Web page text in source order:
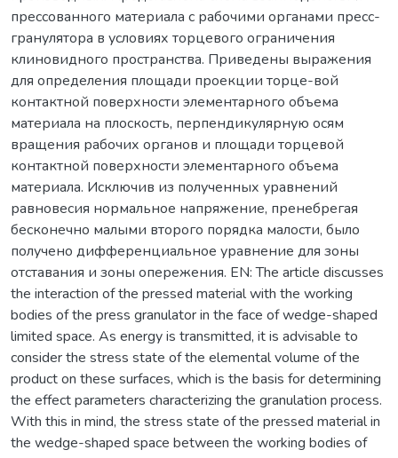
прессованного материала с рабочими органами пресс-
гранулятора в условиях торцевого ограничения
клиновидного пространства. Приведены выражения
для определения площади проекции торце-вой
контактной поверхности элементарного объема
материала на плоскость, перпендикулярную осям
вращения рабочих органов и площади торцевой
контактной поверхности элементарного объема
материала. Исключив из полученных уравнений
равновесия нормальное напряжение, пренебрегая
бесконечно малыми второго порядка малости, было
получено дифференциальное уравнение для зоны
отставания и зоны опережения. EN: The article discusses
the interaction of the pressed material with the working
bodies of the press granulator in the face of wedge-shaped
limited space. As energy is transmitted, it is advisable to
consider the stress state of the elemental volume of the
product on these surfaces, which is the basis for determining
the effect parameters characterizing the granulation process.
With this in mind, the stress state of the pressed material in
the wedge-shaped space between the working bodies of